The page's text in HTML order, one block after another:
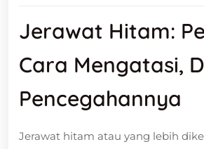
Jerawat Hitam:
Cara Mengatasi,
Pencegahannya
Jerawat hitam atau yang lebih